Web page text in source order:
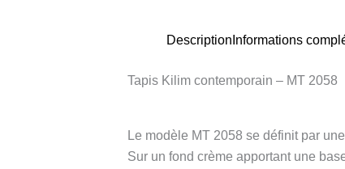
Description Informations
Tapis Kilim contemporain – MT 2058
Le modèle MT 2058 se définit par
Sur un fond crème apportant une